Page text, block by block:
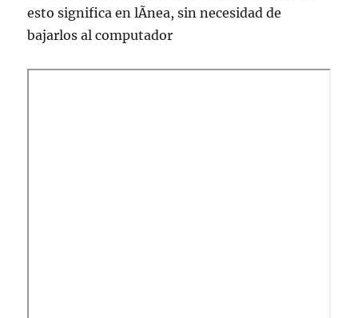
esto significa en lÃ­nea, sin necesidad de
bajarlos al computador